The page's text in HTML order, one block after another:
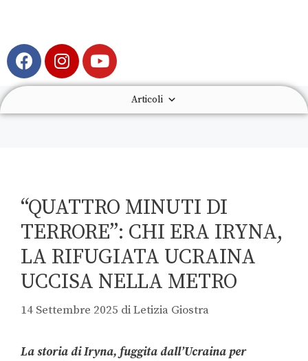
Articoli
“QUATTRO MINUTI DI
TERRORE”: CHI ERA IRYNA,
LA RIFUGIATA UCRAINA
UCCISA NELLA METRO
14 Settembre 2025 diLetizia Giostra
La storia di Iryna, fuggita dall’Ucraina per